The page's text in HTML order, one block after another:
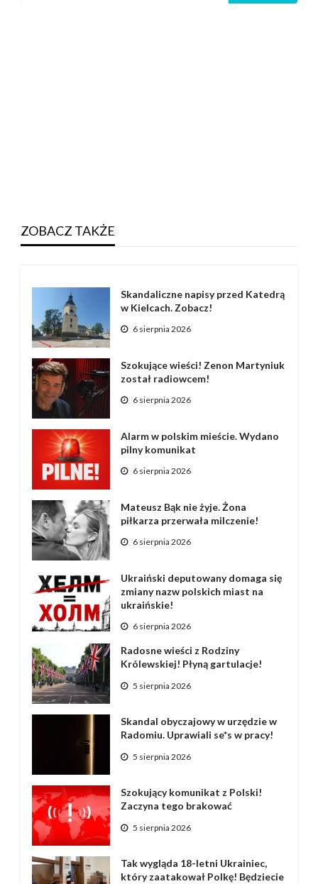
ZOBACZ TAKŻE
Skandaliczne napisy przed Katedrą
w Kielcach. Zobacz!
6 sierpnia 2026
Szokujące wieści! Zenon Martyniuk
został radiowcem!
6 sierpnia 2026
Alarm w polskim mieście. Wydano
pilny komunikat
6 sierpnia 2026
Mateusz Bąk nie żyje. Żona
piłkarza przerwała milczenie!
6 sierpnia 2026
Ukraiński deputowany domaga się
zmiany nazw polskich miast na
ukraińskie!
6 sierpnia 2026
Radosne wieści z Rodziny
Królewskiej! Płyną gartulacje!
5 sierpnia 2026
Skandal obyczajowy w urzędzie w
Radomiu. Uprawiali se*s w pracy!
5 sierpnia 2026
Szokujący komunikat z Polski!
Zaczyna tego brakować
5 sierpnia 2026
Tak wygląda 18-letni Ukrainiec,
który zaatakował Polkę! Będziecie